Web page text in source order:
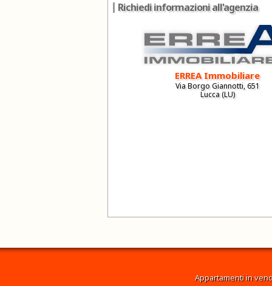
Richiedi informazioni all'agenzia
ERREA Immobiliare
Via Borgo Giannotti, 651
Lucca (LU)
Appartamenti in